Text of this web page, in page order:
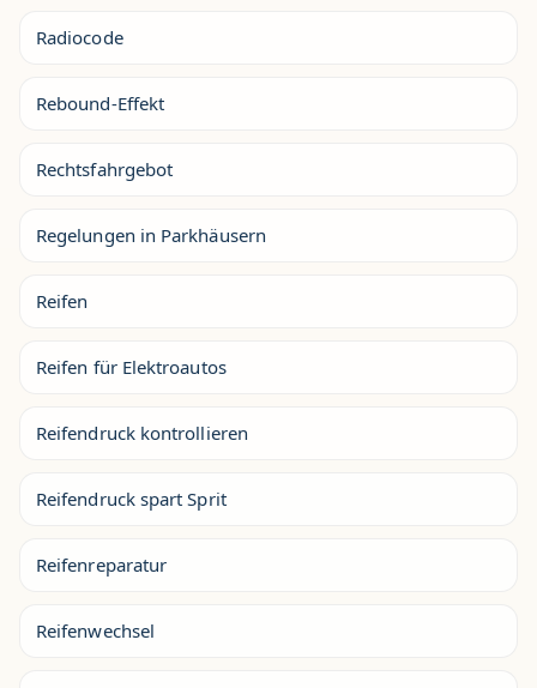
Radiocode
Rebound-Effekt
Rechtsfahrgebot
Regelungen in Parkhäusern
Reifen
Reifen für Elektroautos
Reifendruck kontrollieren
Reifendruck spart Sprit
Reifenreparatur
Reifenwechsel